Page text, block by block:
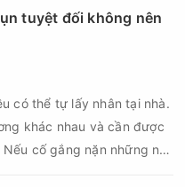
tuyệt đối không nên
có thể tự lấy nhân tại nhà.
khác nhau và cần được
cố gắng nặn những nốt